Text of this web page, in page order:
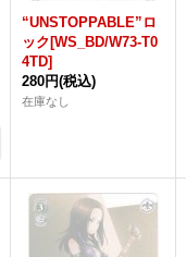
“UNSTOPPABLE”ロ
ック[WS_BD/W73-T0
4TD]
280円(税込)
在庫なし